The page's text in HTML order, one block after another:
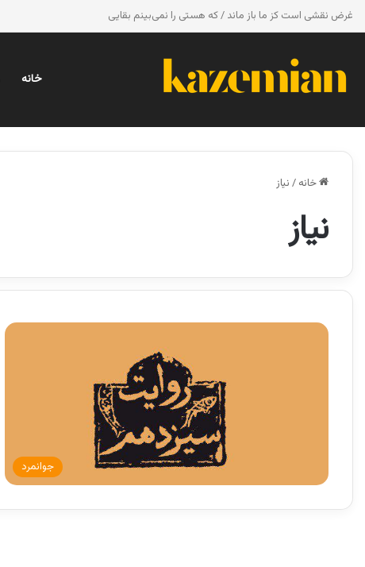
غرض نقشی است کز ما باز ماند / که هستی را نمی‌بینم بقایی
خانه
خانه / نیاز
نیاز
جوانمرد